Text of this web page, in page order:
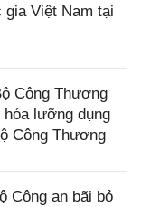
gia Việt Nam tại
Công Thương
lưỡng dụng
Công Thương
Công an bãi bỏ